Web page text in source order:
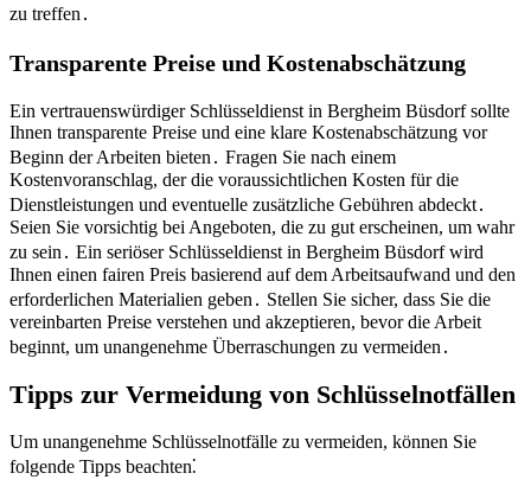
zu treffen․
Transparente Preise und Kostenabschätzung
Ein vertrauenswürdiger Schlüsseldienst in Bergheim Büsdorf sollte
Ihnen transparente Preise und eine klare Kostenabschätzung vor
Beginn der Arbeiten bieten․ Fragen Sie nach einem
Kostenvoranschlag, der die voraussichtlichen Kosten für die
Dienstleistungen und eventuelle zusätzliche Gebühren abdeckt․
Seien Sie vorsichtig bei Angeboten, die zu gut erscheinen, um wahr
zu sein․ Ein seriöser Schlüsseldienst in Bergheim Büsdorf wird
Ihnen einen fairen Preis basierend auf dem Arbeitsaufwand und den
erforderlichen Materialien geben․ Stellen Sie sicher, dass Sie die
vereinbarten Preise verstehen und akzeptieren, bevor die Arbeit
beginnt, um unangenehme Überraschungen zu vermeiden․
Tipps zur Vermeidung von Schlüsselnotfällen
Um unangenehme Schlüsselnotfälle zu vermeiden, können Sie
folgende Tipps beachten⁚